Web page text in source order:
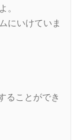
。
にいけていま
ることができ